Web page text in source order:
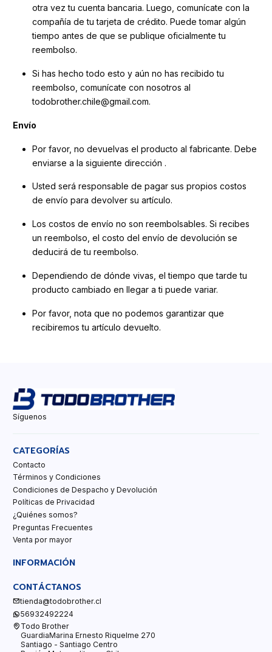
otra vez tu cuenta bancaria. Luego, comunícate con la
compañía de tu tarjeta de crédito. Puede tomar algún
tiempo antes de que se publique oficialmente tu
reembolso.
Si has hecho todo esto y aún no has recibido tu
reembolso, comunícate con nosotros al
todobrother.chile@gmail.com.
Envío
Por favor, no devuelvas el producto al fabricante. Debe
enviarse a la siguiente dirección .
Usted será responsable de pagar sus propios costos
de envío para devolver su artículo.
Los costos de envío no son reembolsables. Si recibes
un reembolso, el costo del envío de devolución se
deducirá de tu reembolso.
Dependiendo de dónde vivas, el tiempo que tarde tu
producto cambiado en llegar a ti puede variar.
Por favor, nota que no podemos garantizar que
recibiremos tu artículo devuelto.
Síguenos
CATEGORÍAS
Contacto
Términos y Condiciones
Condiciones de Despacho y Devolución
Políticas de Privacidad
¿Quiénes somos?
Preguntas Frecuentes
Venta por mayor
INFORMACIÓN
CONTÁCTANOS
tienda@todobrother.cl
56932492224
Todo Brother
GuardiaMarina Ernesto Riquelme 270
Santiago - Santiago Centro